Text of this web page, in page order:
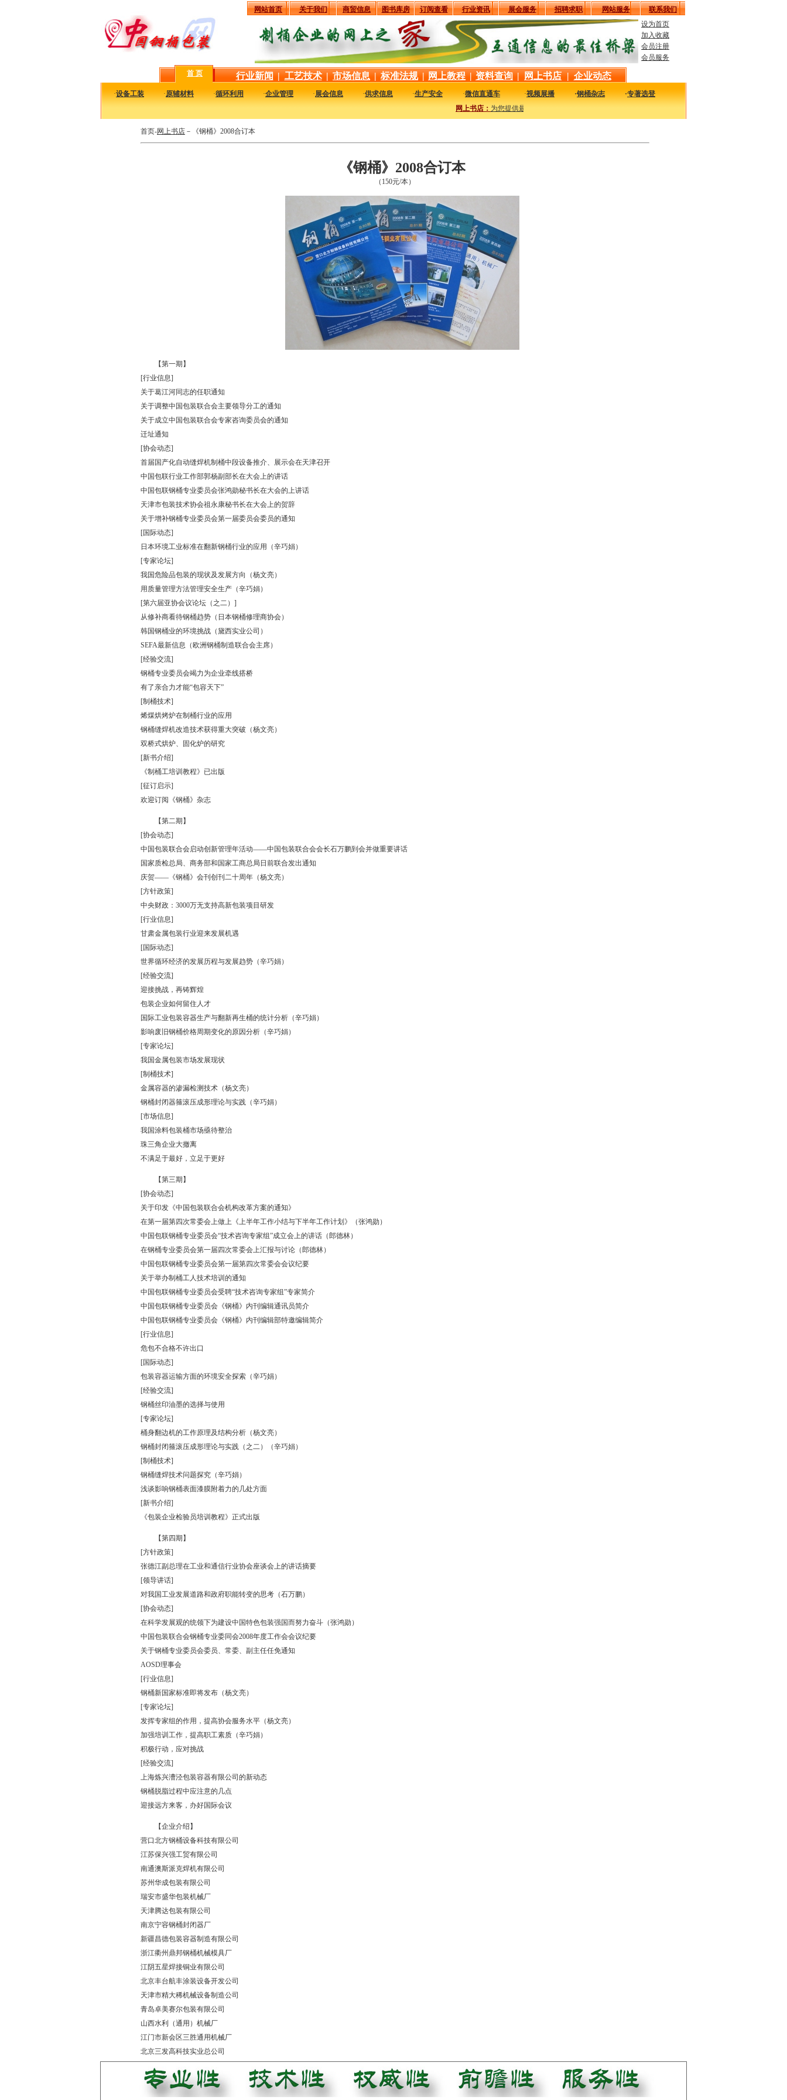
网站首页 关于我们 商贸信息 图书库房 订阅查看 行业资讯 展会服务 招聘求职 网站服务
联系我们
设为首页
加入收藏
会员注册
会员服务
首 页
行业新闻 | 工艺技术 | 市场信息 | 标准法规 | 网上教程 | 资料查询 | 网上书店 | 企业动态
·设备工装 ·原辅材料 ·循环利用 ·企业管理 ·展会信息 ·供求信息 ·生产安全 ·微信直通车 ·视频展播 ·钢桶杂志 ·专著选登
网上书店：为您提供最新最实用的图书，包括本站编著的图书及国内各组织内部发行的重要图书，以及行业绝
首页-网上书店 －《钢桶》2008合订本
《钢桶》2008合订本
（150元/本）
【第一期】
[行业信息]
关于葛江河同志的任职通知
关于调整中国包装联合会主要领导分工的通知
关于成立中国包装联合会专家咨询委员会的通知
迁址通知
[协会动态]
首届国产化自动缝焊机制桶中段设备推介、展示会在天津召开
中国包联行业工作部郭杨副部长在大会上的讲话
中国包联钢桶专业委员会张鸿勋秘书长在大会的上讲话
天津市包装技术协会祖永康秘书长在大会上的贺辞
关于增补钢桶专业委员会第一届委员会委员的通知
[国际动态]
日本环境工业标准在翻新钢桶行业的应用（辛巧娟）
[专家论坛]
我国危险品包装的现状及发展方向（杨文亮）
用质量管理方法管理安全生产（辛巧娟）
[第六届亚协会议论坛（之二）]
从修补商看待钢桶趋势（日本钢桶修理商协会）
韩国钢桶业的环境挑战（黛西实业公司）
SEFA最新信息（欧洲钢桶制造联合会主席）
[经验交流]
钢桶专业委员会竭力为企业牵线搭桥
有了亲合力才能“包容天下”
[制桶技术]
烯煤烘烤炉在制桶行业的应用
钢桶缝焊机改造技术获得重大突破（杨文亮）
双桥式烘炉、固化炉的研究
[新书介绍]
《制桶工培训教程》已出版
[征订启示]
欢迎订阅《钢桶》杂志
【第二期】
[协会动态]
中国包装联合会启动创新管理年活动——中国包装联合会会长石万鹏到会并做重要讲话
国家质检总局、商务部和国家工商总局日前联合发出通知
庆贺——《钢桶》会刊创刊二十周年（杨文亮）
[方针政策]
中央财政：3000万无支持高新包装项目研发
[行业信息]
甘肃金属包装行业迎来发展机遇
[国际动态]
世界循环经济的发展历程与发展趋势（辛巧娟）
[经验交流]
迎接挑战，再铸辉煌
包装企业如何留住人才
国际工业包装容器生产与翻新再生桶的统计分析（辛巧娟）
影响废旧钢桶价格周期变化的原因分析（辛巧娟）
[专家论坛]
我国金属包装市场发展现状
[制桶技术]
金属容器的渗漏检测技术（杨文亮）
钢桶封闭器箍滚压成形理论与实践（辛巧娟）
[市场信息]
我国涂料包装桶市场亟待整治
珠三角企业大撤离
不满足于最好，立足于更好
【第三期】
[协会动态]
关于印发《中国包装联合会机构改革方案的通知》
在第一届第四次常委会上做上《上半年工作小结与下半年工作计划》（张鸿勋）
中国包联钢桶专业委员会“技术咨询专家组”成立会上的讲话（郎德林）
在钢桶专业委员会第一届四次常委会上汇报与讨论（郎德林）
中国包联钢桶专业委员会第一届第四次常委会会议纪要
关于举办制桶工人技术培训的通知
中国包联钢桶专业委员会受聘“技术咨询专家组”专家简介
中国包联钢桶专业委员会《钢桶》内刊编辑通讯员简介
中国包联钢桶专业委员会《钢桶》内刊编辑部特邀编辑简介
[行业信息]
危包不合格不许出口
[国际动态]
包装容器运输方面的环境安全探索（辛巧娟）
[经验交流]
钢桶丝印油墨的选择与使用
[专家论坛]
桶身翻边机的工作原理及结构分析（杨文亮）
钢桶封闭箍滚压成形理论与实践（之二）（辛巧娟）
[制桶技术]
钢桶缝焊技术问题探究（辛巧娟）
浅谈影响钢桶表面漆膜附着力的几处方面
[新书介绍]
《包装企业检验员培训教程》正式出版
【第四期】
[方针政策]
张德江副总理在工业和通信行业协会座谈会上的讲话摘要
[领导讲话]
对我国工业发展道路和政府职能转变的思考（石万鹏）
[协会动态]
在科学发展观的统领下为建设中国特色包装强国而努力奋斗（张鸿勋）
中国包装联合会钢桶专业委同会2008年度工作会会议纪要
关于钢桶专业委员会委员、常委、副主任任免通知
AOSD理事会
[行业信息]
钢桶新国家标准即将发布（杨文亮）
[专家论坛]
发挥专家组的作用，提高协会服务水平（杨文亮）
加强培训工作，提高职工素质（辛巧娟）
积极行动，应对挑战
[经验交流]
上海炼兴漕泾包装容器有限公司的新动态
钢桶脱脂过程中应注意的几点
迎接远方来客，办好国际会议
【企业介绍】
营口北方钢桶设备科技有限公司
江苏保兴强工贸有限公司
南通澳斯派克焊机有限公司
苏州华成包装有限公司
瑞安市盛华包装机械厂
天津腾达包装有限公司
南京宁容钢桶封闭器厂
新疆昌德包装容器制造有限公司
浙江衢州鼎邦钢桶机械模具厂
江阴五星焊接铜业有限公司
北京丰台航丰涂装设备开发公司
天津市精大稀机械设备制造公司
青岛卓美赛尔包装有限公司
山西水利（通用）机械厂
江门市新会区三胜通用机械厂
北京三发高科技实业总公司